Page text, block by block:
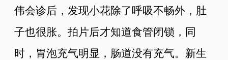
伟会诊后，发现小花除了呼吸不畅外，肚
子也很胀。拍片后才知道食管闭锁，同
时，胃泡充气明显，肠道没有充气。新生